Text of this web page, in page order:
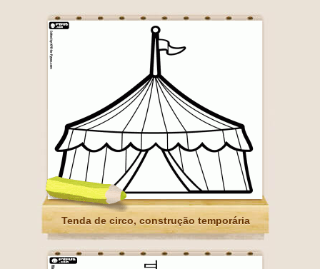
Tenda de circo, construção temporária